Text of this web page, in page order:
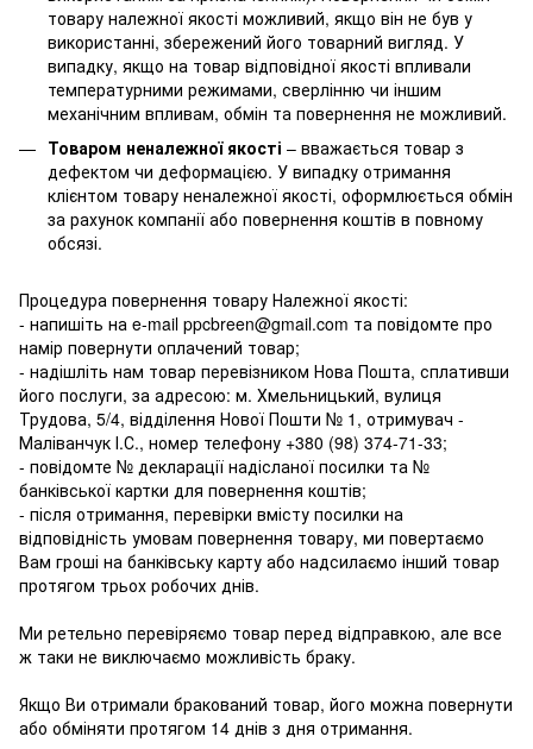
товару належної якості можливий, якщо він не був у
використанні, збережений його товарний вигляд. У
випадку, якщо на товар відповідної якості впливали
температурними режимами, сверлінню чи іншим
механічним впливам, обмін та повернення не можливий.
Товаром неналежної якості – вважається товар з
дефектом чи деформацією. У випадку отримання
клієнтом товару неналежної якості, оформлюється обмін
за рахунок компанії або повернення коштів в повному
обсязі.
Процедура повернення товару Належної якості:
- напишіть на e-mail ppcbreen@gmail.com та повідомте про
намір повернути оплачений товар;
- надішліть нам товар перевізником Нова Пошта, сплативши
його послуги, за адресою: м. Хмельницький, вулиця
Трудова, 5/4, відділення Нової Пошти № 1, отримувач -
Маліванчук І.С., номер телефону +380 (98) 374-71-33;
- повідомте № декларації надісланої посилки та №
банківської картки для повернення коштів;
- після отримання, перевірки вмісту посилки на
відповідність умовам повернення товару, ми повертаємо
Вам гроші на банківську карту або надсилаємо інший товар
протягом трьох робочих днів.
Ми ретельно перевіряємо товар перед відправкою, але все
ж таки не виключаємо можливість браку.
Якщо Ви отримали бракований товар, його можна повернути
або обміняти протягом 14 днів з дня отримання.